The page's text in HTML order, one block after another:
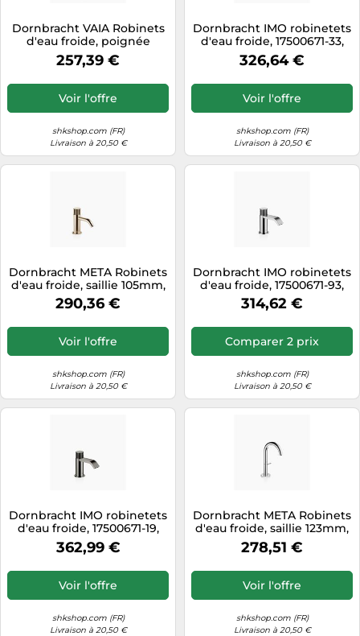
Tondeuses cheveux & barbe
Téléphonie
Téléviseurs
Télévision & vidéo
Électroménager
Dornbracht VAIA Robinets
d'eau froide, poignée
croisillon, saillie 89mm,
17500809-00, Couleur:
257,39 €
Voir l'offre
shkshop.com (FR)
Livraison à 20,50 €
Dornbracht IMO robinetets
d'eau froide, 17500671-33,
Couleur: Noir Mat
326,64 €
Voir l'offre
shkshop.com (FR)
Livraison à 20,50 €
Dornbracht META Robinets
d'eau froide, saillie 105mm,
17500660-27, Couleur: Light
Gold brossé
290,36 €
Voir l'offre
shkshop.com (FR)
Livraison à 20,50 €
Dornbracht IMO robinetets
d'eau froide, 17500671-93,
Couleur: Chrome Mat
314,62 €
Comparer 2 prix
shkshop.com (FR)
Livraison à 20,50 €
Dornbracht IMO robinetets
d'eau froide, 17500671-19,
Couleur: Chrome foncé
362,99 €
Voir l'offre
shkshop.com (FR)
Livraison à 20,50 €
Dornbracht META Robinets
d'eau froide, saillie 123mm,
becs rigides, 17500662-00,
Couleur: chrome
278,51 €
Voir l'offre
shkshop.com (FR)
Livraison à 20,50 €